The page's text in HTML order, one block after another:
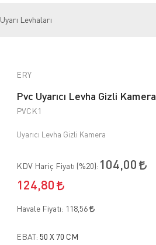
Uyarı Levhaları
ERY
Pvc Uyarıcı Levha Gizli Kamera
PVCK1
Uyarıcı Levha Gizli Kamera
KDV Hariç Fiyatı (%20): 104,00
124,80
Havale Fiyatı: 118,56
EBAT: 50 X 70 CM